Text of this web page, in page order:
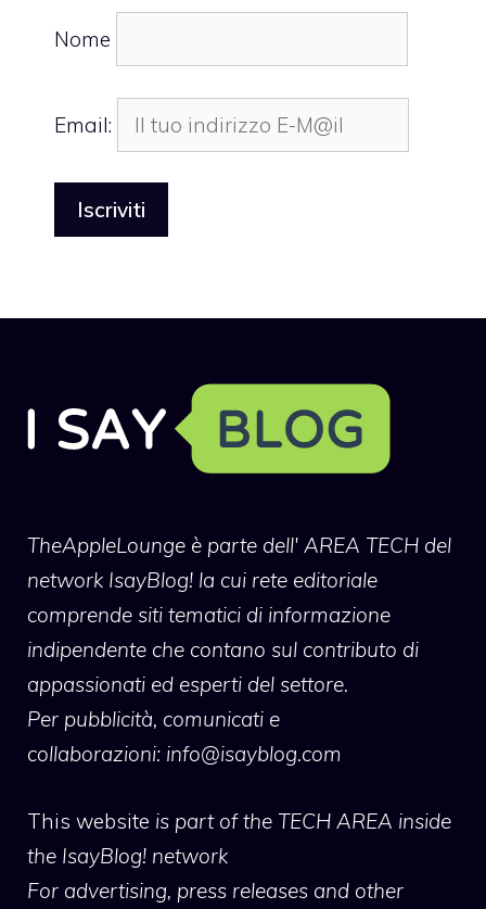
Nome
Email:
TheAppleLounge è parte dell' AREA TECH del
network IsayBlog! la cui rete editoriale
comprende siti tematici di informazione
indipendente che contano sul contributo di
appassionati ed esperti del settore.
Per pubblicità, comunicati e
collaborazioni: info@isayblog.com
This website is part of the TECH AREA inside
the IsayBlog! network
For advertising, press releases and other